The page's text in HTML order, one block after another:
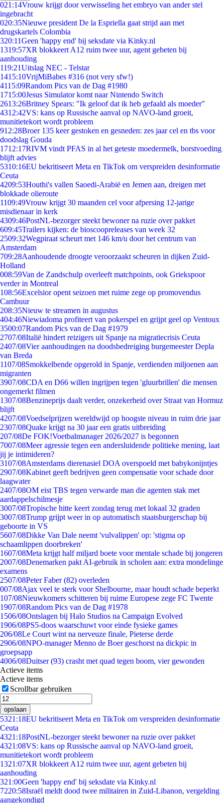
021:14Vrouw krijgt door verwisseling het embryo van ander stel
ingebracht
020:35Nieuwe president De la Espriella gaat strijd aan met
drugskartels Colombia
320:11Geen 'happy end' bij seksdate via Kinky.nl
1319:57XR blokkeert A12 ruim twee uur, agent gebeten bij
aanhouding
119:21Uitslag NEC - Telstar
1415:10VrijMiBabes #316 (not very sfw!)
4115:09Random Pics van de Dag #1980
1715:00Jesus Simulator komt naar Nintendo Switch
2613:26Britney Spears: "Ik geloof dat ik heb gefaald als moeder"
4312:42VS: kans op Russische aanval op NAVO-land groeit,
munitietekort wordt probleem
912:28Broer 135 keer gestoken en gesneden: zes jaar cel en tbs voor
doodslag Gouda
1712:17RIVM vindt PFAS in al het geteste moedermelk, borstvoeding
blijft advies
5310:16EU bekritiseert Meta en TikTok om verspreiden desinformatie
Ceuta
4209:53Houthi's vallen Saoedi-Arabië en Jemen aan, dreigen met
blokkade olieroute
1109:49Vrouw krijgt 30 maanden cel voor afpersing 12-jarige
misdienaar in kerk
4309:46PostNL-bezorger steekt bewoner na ruzie over pakket
609:45Trailers kijken: de bioscoopreleases van week 32
2509:32Wegpiraat scheurt met 146 km/u door het centrum van
Amsterdam
709:28Aanhoudende droogte veroorzaakt scheuren in dijken Zuid-
Holland
008:59Van de Zandschulp overleeft matchpoints, ook Griekspoor
verder in Montreal
108:56Excelsior opent seizoen met ruime zege op promovendus
Cambuur
208:35Nieuw te streamen in augustus
404:46Niewiadoma profiteert van pokerspel en grijpt geel op Ventoux
3500:07Random Pics van de Dag #1979
2707/08Italië hindert reizigers uit Spanje na migratiecrisis Ceuta
2407/08Vier aanhoudingen na doodsbedreiging burgemeester Depla
van Breda
1107/08Smokkelbende opgerold in Spanje, verdienden miljoenen aan
migranten
3907/08CDA en D66 willen ingrijpen tegen 'gluurbrillen' die mensen
ongemerkt filmen
1307/08Benzineprijs daalt verder, onzekerheid over Straat van Hormuz
blijft
4207/08Voedselprijzen wereldwijd op hoogste niveau in ruim drie jaar
2307/08Quake krijgt na 30 jaar een gratis uitbreiding
207/08De FOK!Voetbalmanager 2026/2027 is begonnen
7007/08Meer agressie tegen een andersluidende politieke mening, laat
jij je intimideren?
3107/08Amsterdams dierenasiel DOA overspoeld met babykonijntjes
2907/08Kabinet geeft bedrijven geen compensatie voor schade door
laagwater
2407/08OM eist TBS tegen verwarde man die agenten stak met
aardappelschilmesje
3007/08Tropische hitte keert zondag terug met lokaal 32 graden
3007/08Trump grijpt weer in op automatisch staatsburgerschap bij
geboorte in VS
5607/08Dikke Van Dale neemt 'vulvalippen' op: 'stigma op
schaamlippen doorbreken'
1607/08Meta krijgt half miljard boete voor mentale schade bij jongeren
2007/08Denemarken pakt AI-gebruik in scholen aan: extra mondelinge
examens
2507/08Peter Faber (82) overleden
007/08Ajax veel te sterk voor Shelbourne, maar houdt schade beperkt
107/08Nieuwkomers schitteren bij ruime Europese zege FC Twente
1907/08Random Pics van de Dag #1978
1506/08Ontslagen bij Halo Studios na Campaign Evolved
1906/08PS5-doos waarschuwt voor einde fysieke games
206/08Le Court wint na nerveuze finale, Pieterse derde
2906/08NPO-manager Menno de Boer geschorst na dickpic in
groepsapp
4006/08Duitser (93) crasht met quad tegen boom, vier gewonden
Actieve items
Actieve items
Scrollbar gebruiken
opslaan
5321:18EU bekritiseert Meta en TikTok om verspreiden desinformatie
Ceuta
4321:18PostNL-bezorger steekt bewoner na ruzie over pakket
4321:08VS: kans op Russische aanval op NAVO-land groeit,
munitietekort wordt probleem
1321:07XR blokkeert A12 ruim twee uur, agent gebeten bij
aanhouding
321:00Geen 'happy end' bij seksdate via Kinky.nl
7220:58Israël meldt dood twee militairen in Zuid-Libanon, vergelding
aangekondigd